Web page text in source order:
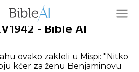
- Bible AI
ovako zakleli u Mispi: "Nitko
kćer za ženu Benjaminovu